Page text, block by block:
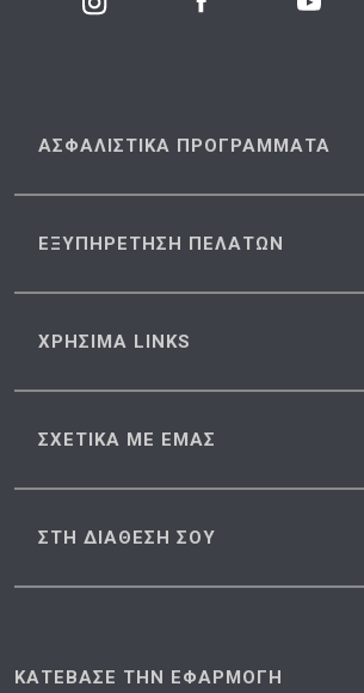
ΑΣΦΑΛΙΣΤΙΚΑ ΠΡΟΓΡΑΜΜΑΤΑ
ΕΞΥΠΗΡΕΤΗΣΗ ΠΕΛΑΤΩΝ
ΧΡΗΣΙΜΑ LINKS
ΣΧΕΤΙΚΑ ΜΕ ΕΜΑΣ
ΣΤΗ ΔΙΑΘΕΣΗ ΣΟΥ
ΚΑΤΕΒΑΣΕ ΤΗΝ ΕΦΑΡΜΟΓΗ